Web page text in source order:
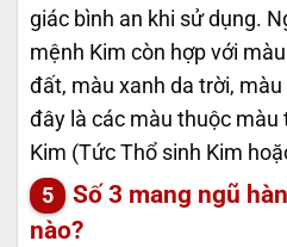
giác bình an khi sử dụng.
mệnh Kim còn hợp với
đất, màu xanh da trời,
đây là các màu thuộc màu
Kim (Tức Thổ sinh Kim
Số 3 mang ngũ
nào?